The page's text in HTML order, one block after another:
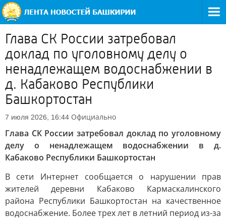
Глава СК России затребовал
доклад по уголовному делу о
ненадлежащем водоснабжении в
д. Кабаково Республики
Башкортостан
7 июля 2026, 16:44 Официально
Глава СК России затребовал доклад по уголовному
делу о ненадлежащем водоснабжении в д.
Кабаково Республики Башкортостан
В сети Интернет сообщается о нарушении прав
жителей деревни Кабаково Кармаскалинского
района Республики Башкортостан на качественное
водоснабжение. Более трех лет в летний период из-за